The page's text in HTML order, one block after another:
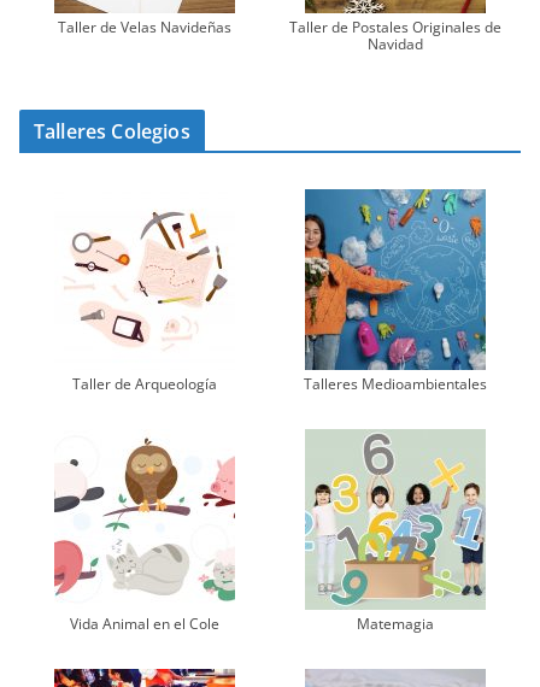
Taller de Velas Navideñas
Taller de Postales Originales de
Navidad
Talleres Colegios
Taller de Arqueología Talleres Medioambientales
Vida Animal en el Cole Matemagia